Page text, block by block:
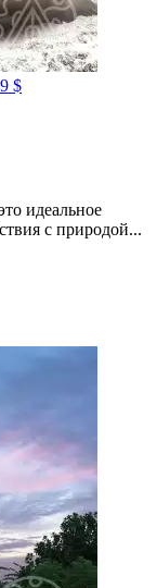
$
идеальное
с природой...